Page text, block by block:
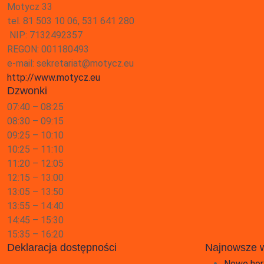
Motycz 33
tel. 81 503 10 06, 531 641 280
NIP: 7132492357
REGON: 001180493
e-mail: sekretariat@motycz.eu
http://www.motycz.eu
Dzwonki
07:40 – 08:25
08:30 – 09:15
09:25 – 10:10
10:25 – 11:10
11:20 – 12:05
12:15 – 13:00
13:05 – 13:50
13:55 – 14:40
14:45 – 15:30
15:35 – 16:20
Deklaracja dostępności Najnowsze